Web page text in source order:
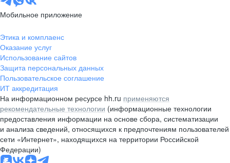
Мобильное приложение
Этика и комплаенс
Оказание услуг
Использование сайтов
Защита персональных данных
Пользовательское соглашение
ИТ аккредитация
На информационном ресурсе hh.ru применяются
рекомендательные технологии (информационные технологии
предоставления информации на основе сбора, систематизации
и анализа сведений, относящихся к предпочтениям пользователей
сети «Интернет», находящихся на территории Российской
Федерации)